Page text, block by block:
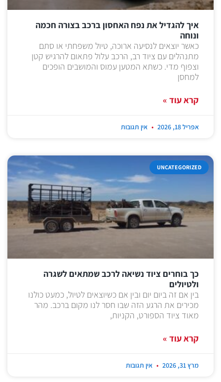
איך להגדיל את נפח האחסון ברכב בצורה חכמה
ונוחה
כאשר יוצאים לנסיעה ארוכה, טיול משפחתי או סתם
מתנהלים עם ציוד רב, הרכב עלול פתאום להרגיש קטן
וצפוף מדי. כשתא המטען עמוס והמושבים הופכים
למחסן
קרא עוד »
אפריל 18, 2026 אין תגובות
UNCATEGORIZED
כך בוחרים ציוד נשיאה לרכב שמתאים לשגרה
ולטיולים
בין אם זה ביום יום ובין אם כשיוצאים לטיול, כמעט כולנו
מכירים את הרגע הזה שבו חסר לנו מקום ברכב. מהר
מאוד ציוד הספורט, הקניות,
קרא עוד »
מרץ 31, 2026 אין תגובות